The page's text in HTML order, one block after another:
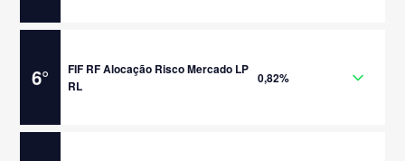
6°
FIF RF Alocação Risco Mercado LP
RL
0,82%